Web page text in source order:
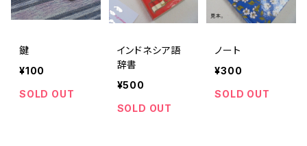
鍵
¥100
SOLD OUT
インドネシア語
辞書
¥500
SOLD OUT
ノート
¥300
SOLD OUT